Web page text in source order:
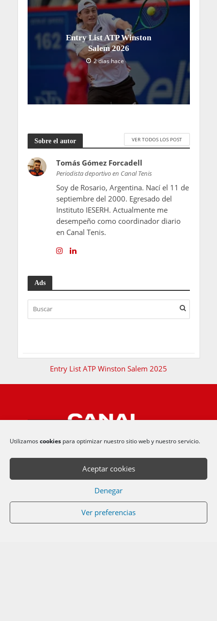
Utilizamoscookies para optimizar nuestro sitio web y nuestro servicio.
Aceptar cookies
Denegar
Ver preferencias
Entry List ATP Winston
Salem 2026
2 días hace
Sobre el autor VER TODOS LOS POST
Tomás Gómez Forcadell
Periodista deportivo en Canal Tenis
Soy de Rosario, Argentina. Nací el 11 de
septiembre del 2000. Egresado del
Instituto IESERH. Actualmente me
desempeño como coordinador diario
en Canal Tenis.
Ads
Entry List ATP Winston Salem 2025
Sitios recomendados